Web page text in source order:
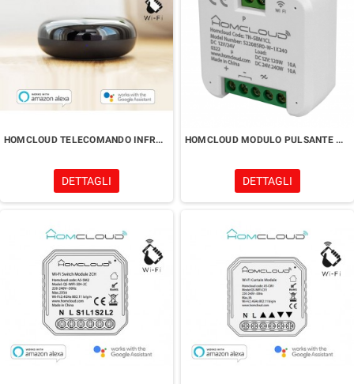
HOMCLOUD TELECOMANDO INFRAROSSI Wi-Fi
DETTAGLI
HOMCLOUD MODULO PULSANTE WIFI INTELLIGENTE DA INCASSO
DETTAGLI